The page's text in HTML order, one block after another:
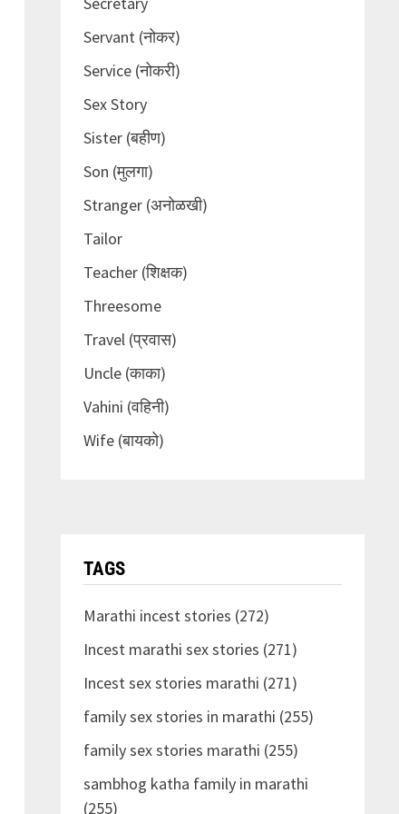
Servant (नोकर)
Service (नोकरी)
Sex Story
Sister (बहीण)
Son (मुलगा)
Stranger (अनोळखी)
Tailor
Teacher (शिक्षक)
Threesome
Travel (प्रवास)
Uncle (काका)
Vahini (वहिनी)
Wife (बायको)
TAGS
Marathi incest stories (272)
Incest marathi sex stories (271)
Incest sex stories marathi (271)
family sex stories in marathi (255)
family sex stories marathi (255)
sambhog katha family in marathi
(255)